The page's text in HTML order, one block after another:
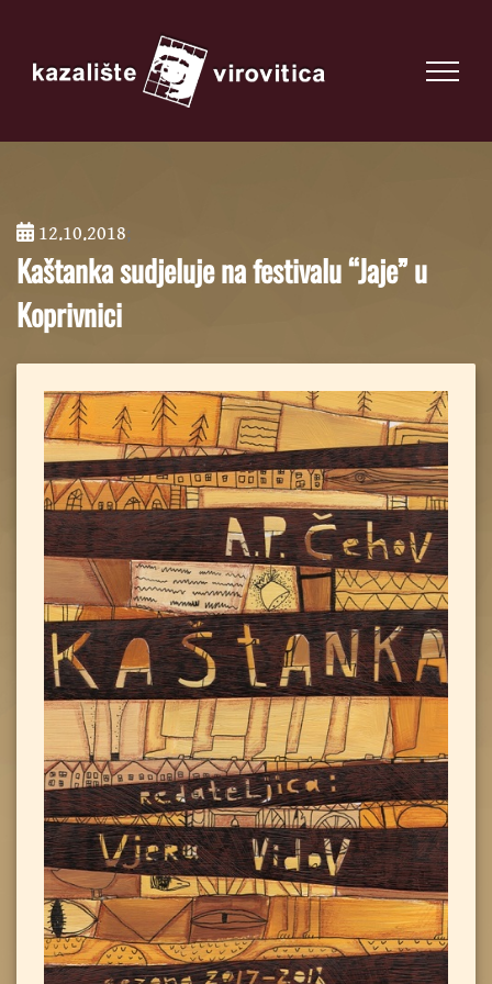
12.10.2018;
Kaštanka sudjeluje na festivalu “Jaje” u
Koprivnici